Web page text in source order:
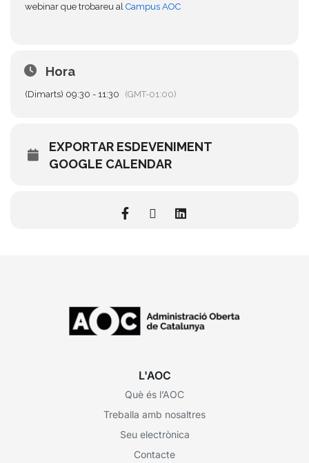
webinar que trobareu al Campus AOC
Hora
(Dimarts) 09:30 - 11:30 (GMT-01:00)
EXPORTAR ESDEVENIMENT
GOOGLE CALENDAR
L'AOC
Què és l’AOC
Treballa amb nosaltres
Seu electrònica
Contacte